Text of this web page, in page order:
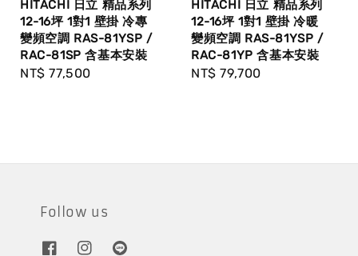
HITACHI 日立 精品系列
12-16坪 1對1 壁掛 冷專
變頻空調 RAS-81YSP /
RAC-81SP 含基本安裝
Regular
NT$ 77,500
HITACHI 日立 精品系列
12-16坪 1對1 壁掛 冷暖
變頻空調 RAS-81YSP /
RAC-81YP 含基本安裝
Regular
NT$ 79,700
Follow us